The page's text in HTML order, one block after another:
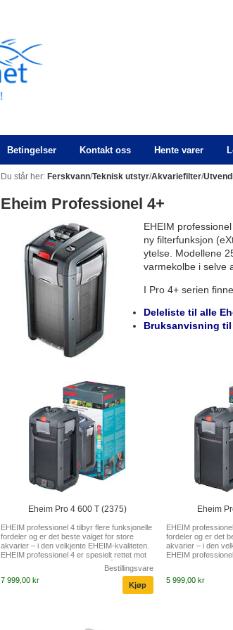
Betingelser Kontakt oss Hente varer
Du står her: Ferskvann/Teknisk utstyr/Akvariefilter/
Eheim Professionel 4+
EHEIM
ny filterfunksjon
ytelse. Modellene
varmekolbe i selve
I Pro 4+ serien
Deleliste til alle
Bruksanvisning
Eheim Pro 4 600 T (2375)
EHEIM professionel 4 tilbyr flere funksjonelle
fordeler og er det beste valget for store
akvarier – i den velkjente EHEIM-kvaliteten.
EHEIM professionel 4 er spesielt rettet mot
akvarieentusiaster som ønsker å filtrere
større akvarier på en velprøvd,
konvensjonell måte. I denne
størrelsesklassen er en god kombinasjon av
generøse kapasitet sikrer stab...
Bestillingsvare
7 999,00 kr
Eheim
EHEIM
fordeler og er det
akvarier – i den
EHEIM
større akvarier på
konvensjonell måte.
størrelsesklassen
generøse
5 999,00 kr